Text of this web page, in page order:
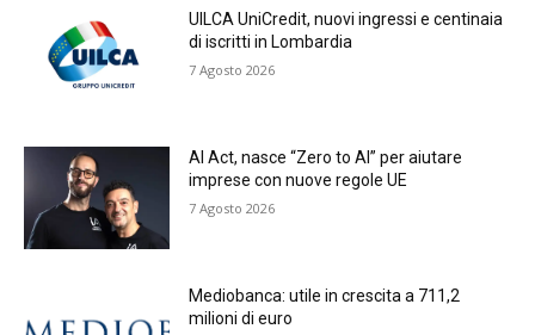
UILCA UniCredit, nuovi ingressi e centinaia
di iscritti in Lombardia
7 Agosto 2026
AI Act, nasce “Zero to AI” per aiutare
imprese con nuove regole UE
7 Agosto 2026
Mediobanca: utile in crescita a 711,2
milioni di euro